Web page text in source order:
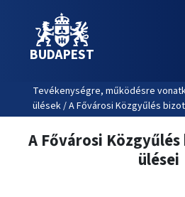
BUDAPEST
Tevékenységre, működésre
ülések / A Fővárosi Közgyűlés
A Fővárosi
ülései